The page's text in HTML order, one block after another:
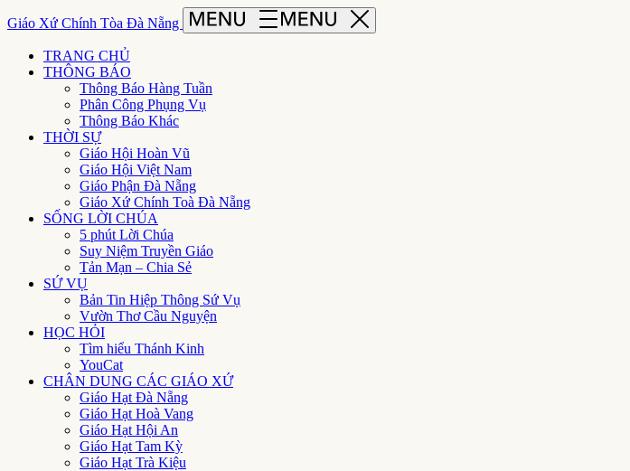
Giáo Xứ Chính Tòa Đà Nẵng
TRANG CHỦ
THÔNG BÁO
Thông Báo Hàng Tuần
Phân Công Phụng Vụ
Thông Báo Khác
THỜI SỰ
Giáo Hội Hoàn Vũ
Giáo Hội Việt Nam
Giáo Phận Đà Nẵng
Giáo Xứ Chính Toà Đà Nẵng
SỐNG LỜI CHÚA
5 phút Lời Chúa
Suy Niệm Truyền Giáo
Tản Mạn – Chia Sẻ
SỨ VỤ
Bản Tin Hiệp Thông Sứ Vụ
Vườn Thơ Cầu Nguyện
HỌC HỎI
Tìm hiểu Thánh Kinh
YouCat
CHÂN DUNG CÁC GIÁO XỨ
Giáo Hạt Đà Nẵng
Giáo Hạt Hoà Vang
Giáo Hạt Hội An
Giáo Hạt Tam Kỳ
Giáo Hạt Trà Kiệu